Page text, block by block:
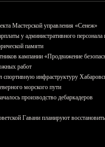
Мастерской управления «Сенеж»
у административного персонала
памяти
кампании «Продвижение
работ
спортивную инфраструктуру
морского пути
производство дебаркадеров
Гавани планируют восстановить